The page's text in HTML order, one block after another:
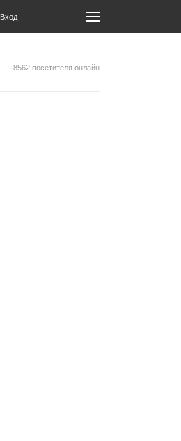
Вход
8562 посетителя онлайн